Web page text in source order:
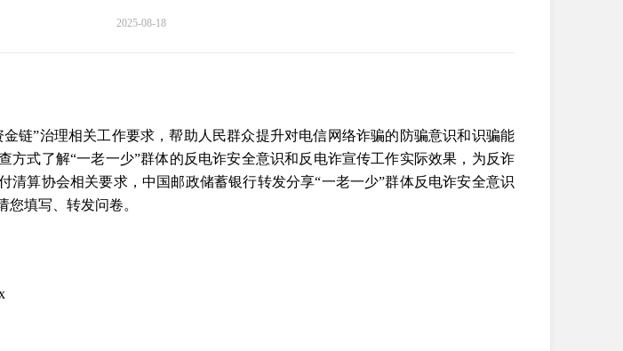
2025-08-18
链”治理相关工作要求，帮助人民群众提升对电信网络诈骗的防骗意识和识骗能
方式了解“一老一少”群体的反电诈安全意识和反电诈宣传工作实际效果，为反诈
清算协会相关要求，中国邮政储蓄银行转发分享“一老一少”群体反电诈安全意识
您填写、转发问卷。